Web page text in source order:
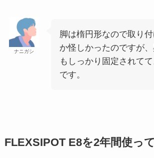
ナニガシ
脚は楕円形なので取り
か怪しかったのですが
もしっかり固定されて
です。
FLEXSIPOT E8を2年間使っ